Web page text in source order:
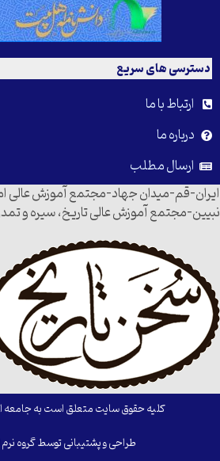
دسترسی های سریع
ارتباط با ما
درباره ما
ارسال مطلب
ایران-قم-میدان جهاد-مجتمع آموزش عالی
نبیین-مجتمع آموزش عالی تاریخ، سیره و
کلیه حقوق سایت متعلق است به جامعه
طراحی و پشتیبانی توسط گروه نرم